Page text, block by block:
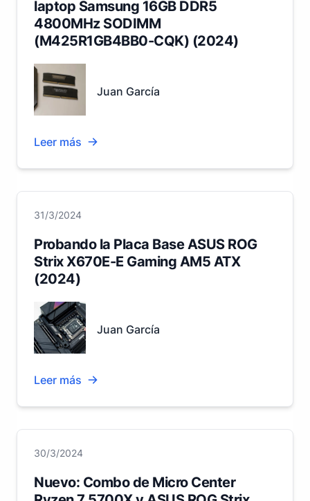
laptop Samsung 16GB DDR5
4800MHz SODIMM
(M425R1GB4BB0-CQK) (2024)
Juan García
Leer más
31/3/2024
Probando la Placa Base ASUS ROG
Strix X670E-E Gaming AM5 ATX
(2024)
Juan García
Leer más
30/3/2024
Nuevo: Combo de Micro Center